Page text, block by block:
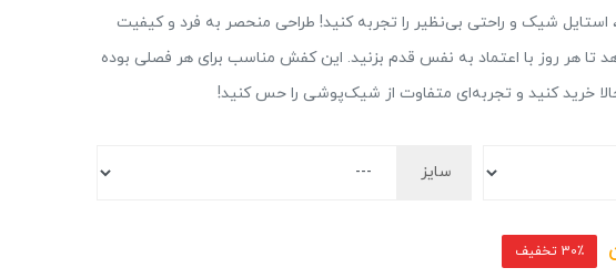
با ونس چرم طبیعی مردانه مدل 4910، استایل شیک و راحتی بی‌نظیر را تجربه کنید! طراحی منحصر به فرد و کیفیت
تا هر روز با اعتماد به نفس قدم بزنید. این کفش مناسب برای هر فصلی بوده
خرید کنید و تجربه‌ای متفاوت از شیک‌پوشی را حس کنید!
سایز
30٪ تخفیف